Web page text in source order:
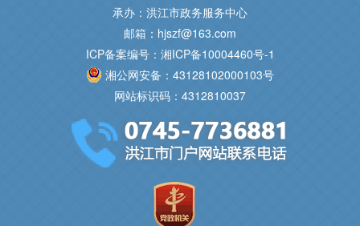
承办：洪江市政务服务中心
邮箱：hjszf@163.com
ICP备案编号：湘ICP备10004460号-1
湘公网安备：43128102000103号
网站标识码：4312810037